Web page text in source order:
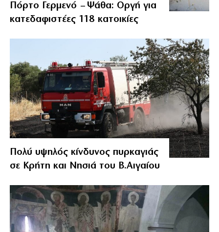
Πόρτο Γερμενό – Ψάθα: Οργή για
κατεδαφιστέες 118 κατοικίες
Πολύ υψηλός κίνδυνος πυρκαγιάς
σε Κρήτη και Νησιά του Β.Αιγαίου